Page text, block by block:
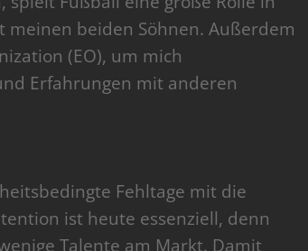
beiden Söhnen. Außerdem
(EO), um mich
Erfahrungen mit anderen
Fehltage mit die
ist heute essenziell, denn
Talente am Markt. Damit